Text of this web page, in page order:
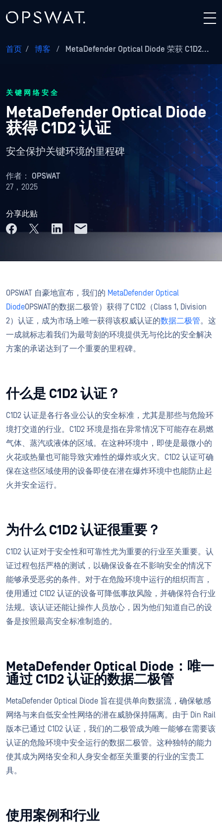
首页 / 博客 / MetaDefender Optical Diode 荣获 C1D2...
关键网络安全
MetaDefender Optical Diode
获得 C1D2 认证
安全保护关键环境的里程碑
作者： OPSWAT
27，2025
分享此贴
OPSWAT 自豪地宣布，我们的 MetaDefender Optical
DiodeOPSWAT的数据二极管）获得了C1D2（Class 1, Division
2）认证，成为市场上唯一获得该权威认证的数据二极管。这
一成就标志着我们为最苛刻的环境提供无与伦比的安全解决
方案的承诺达到了一个重要的里程碑。
什么是 C1D2 认证？
C1D2 认证是各行各业公认的安全标准，尤其是那些与危险环
境打交道的行业。C1D2 环境是指在异常情况下可能存在易燃
气体、蒸汽或液体的区域。在这种环境中，即使是最微小的
火花或热量也可能导致灾难性的爆炸或火灾。C1D2 认证可确
保在这些区域使用的设备即使在潜在爆炸环境中也能防止起
火并安全运行。
为什么 C1D2 认证很重要？
C1D2 认证对于安全性和可靠性尤为重要的行业至关重要。认
证过程包括严格的测试，以确保设备在不影响安全的情况下
能够承受恶劣的条件。对于在危险环境中运行的组织而言，
使用通过 C1D2 认证的设备可降低事故风险，并确保符合行业
法规。该认证还能让操作人员放心，因为他们知道自己的设
备是按照最高安全标准制造的。
MetaDefender Optical Diode：唯一
通过 C1D2 认证的数据二极管
MetaDefender Optical Diode 旨在提供单向数据流，确保敏感
网络与来自低安全性网络的潜在威胁保持隔离。由于 Din Rail
版本已通过 C1D2 认证，我们的二极管成为唯一能够在需要该
认证的危险环境中安全运行的数据二极管。这种独特的能力
使其成为网络安全和人身安全都至关重要的行业的宝贵工
具。
使用案例和行业